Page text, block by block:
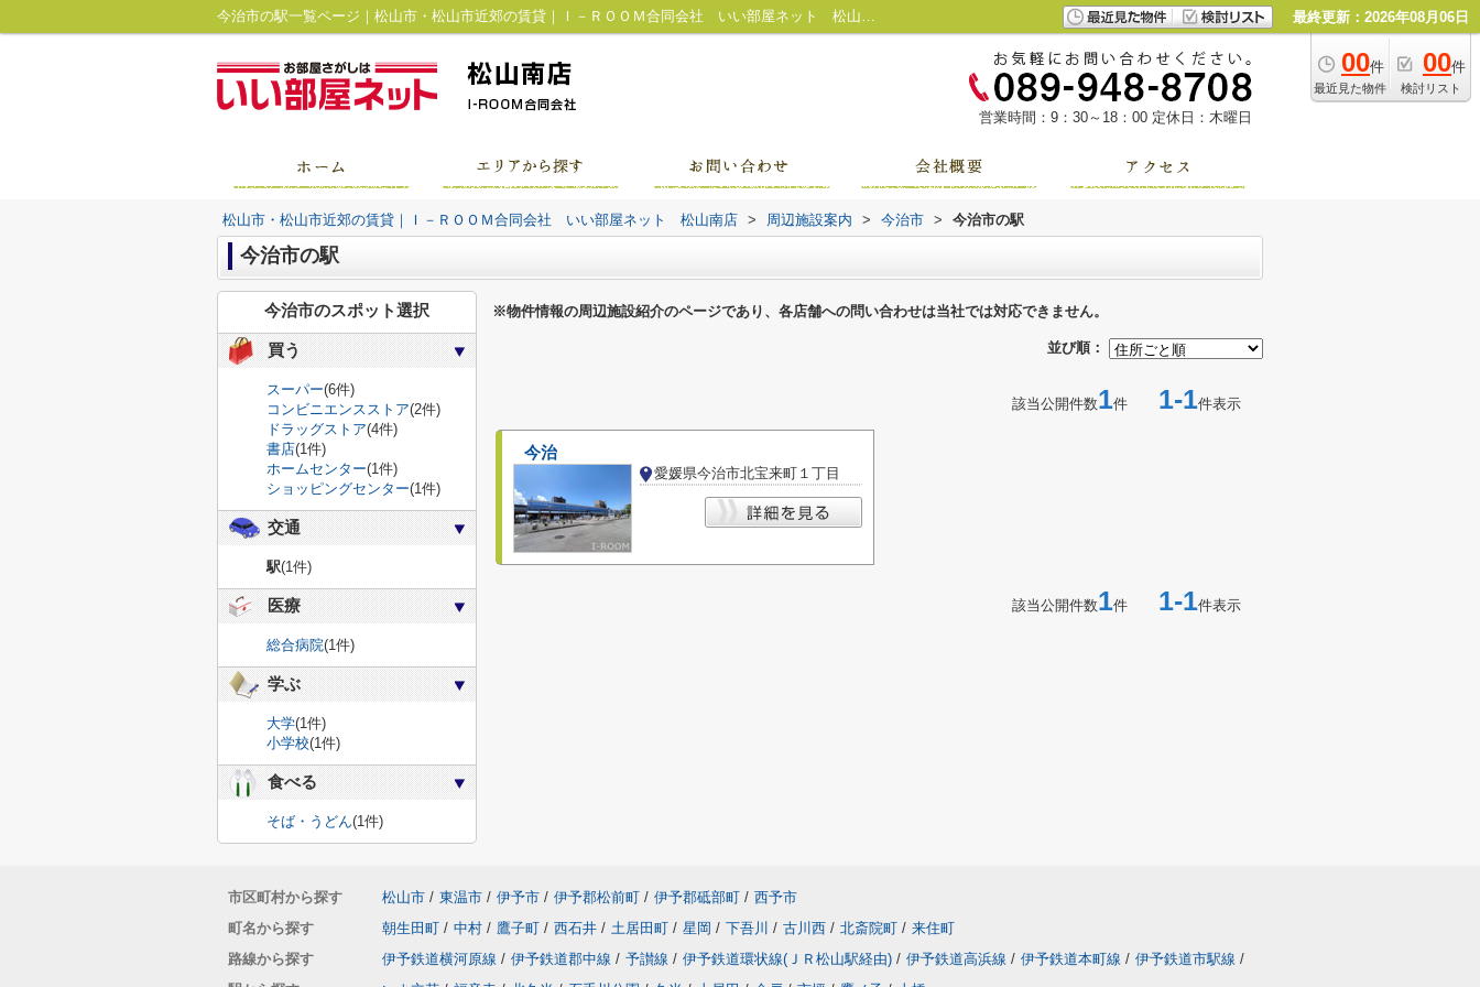
今治市の駅一覧ページ｜松山市・松山市近郊の賃貸｜Ｉ－ＲＯＯＭ合同会社 いい部屋ネット 松山南店 最終更新：2026年08月06日
00件
最近見た物件
00件
検討リスト
営業時間：9：30～18：00 定休日：木曜日
松山市・松山市近郊の賃貸｜Ｉ－ＲＯＯＭ合同会社 いい部屋ネット 松山南店 > 周辺施設案内 > 今治市 > 今治市の駅
今治市の駅
※物件情報の周辺施設紹介のページであり、各店舗への問い合わせは当社では対応できません。
並び順：
該当公開件数1件 1-1件表示
今治
愛媛県今治市北宝来町１丁目
該当公開件数1件 1-1件表示
今治市のスポット選択
買う
スーパー(6件)
コンビニエンスストア(2件)
ドラッグストア(4件)
書店(1件)
ホームセンター(1件)
ショッピングセンター(1件)
交通
駅(1件)
医療
総合病院(1件)
学ぶ
大学(1件)
小学校(1件)
食べる
そば・うどん(1件)
市区町村から探す 松山市 / 東温市 / 伊予市 / 伊予郡松前町 / 伊予郡砥部町 / 西予市
町名から探す
朝生田町 / 中村 / 鷹子町 / 西石井 / 土居田町 / 星岡 / 下吾川 / 古川西 / 北斎院町 / 来住町
路線から探す
伊予鉄道横河原線 / 伊予鉄道郡中線 / 予讃線 / 伊予鉄道環状線(ＪＲ松山駅経由) / 伊予鉄道高浜線 / 伊予鉄道本町線 / 伊予鉄道市駅線 /